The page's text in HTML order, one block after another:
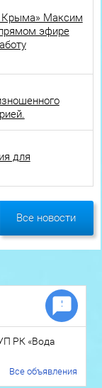
Крыма» Максим
эфире
для
Все новости
РК «Вода
Все объявления